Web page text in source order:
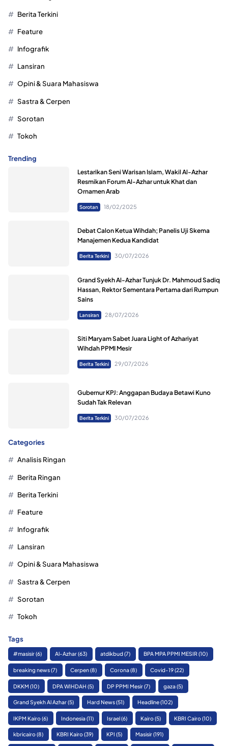
Berita Terkini
Feature
Infografik
Lansiran
Opini & Suara Mahasiswa
Sastra & Cerpen
Sorotan
Tokoh
Trending
Lestarikan Seni Warisan Islam, Wakil Al-Azhar
Resmikan Forum Al-Azhar untuk Khat dan
Ornamen Arab
Sorotan 18/02/2025
Debat Calon Ketua Wihdah; Panelis Uji Skema
Manajemen Kedua Kandidat
Berita Terkini 30/07/2026
Grand Syekh Al-Azhar Tunjuk Dr. Mahmoud Sadiq
Hassan, Rektor Sementara Pertama dari Rumpun
Sains
Lansiran 28/07/2026
Siti Maryam Sabet Juara Light of Azhariyat
Wihdah PPMI Mesir
Berita Terkini 29/07/2026
Gubernur KPJ: Anggapan Budaya Betawi Kuno
Sudah Tak Relevan
Berita Terkini 30/07/2026
Categories
Analisis Ringan
Berita Ringan
Berita Terkini
Feature
Infografik
Lansiran
Opini & Suara Mahasiswa
Sastra & Cerpen
Sorotan
Tokoh
Tags
#masisir(6) Al-Azhar(63) atdikbud(7) BPA MPA PPMI MESIR(10)
breaking news(7) Cerpen(8) Corona(8) Covid-19(22)
DKKM (10) DPA WIHDAH (5) DP PPMI Mesir(7) gaza(5)
Grand Syekh Al Azhar(5) Hard News(51) Headline(102)
IKPM Kairo(6) Indonesia(11) Israel(6) Kairo(5) KBRI Cairo(10)
kbricairo(8) KBRI Kairo(39) KPI (5) Masisir(191)